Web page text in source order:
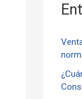
a
p
o
r